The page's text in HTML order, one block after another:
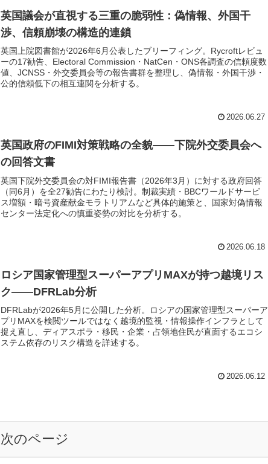
英国議会が直視する三重の脆弱性：偽情報、外国干
渉、信頼崩壊の構造的連鎖
英国上院図書館が2026年6月公表したブリーフィング。Rycroftレビュ
ーの17勧告、Electoral Commission・NatCen・ONS各調査の信頼度数
値、JCNSS・外交委員会等の報告書群を整理し、偽情報・外国干渉・
公的信頼低下の相互連関を分析する。
2026.06.27
英国政府のFIMI対策戦略の全貌——下院外交委員会へ
の回答文書
英国下院外交委員会の対FIMI報告書（2026年3月）に対する政府回答
（同6月）を全27勧告にわたり検討。制裁実績・BBCワールドサービ
ス増額・暗号資産献金モラトリアムなど具体的施策と、国家対偽情報
センター法定化への慎重姿勢の対比を分析する。
2026.06.18
ロシア国家管理型スーパーアプリMAXが持つ越境リス
ク——DFRLab分析
DFRLabが2026年5月に公開した分析。ロシアの国家管理型スーパーア
プリMAXを検閲ツールではなく越境的監視・情報操作インフラとして
捉え直し、ディアスポラ・移民・企業・占領地住民が直面するエコシ
ステム依存のリスク構造を詳述する。
2026.06.12
次のページ